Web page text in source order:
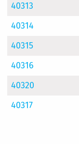
40313
40314
40315
40316
40320
40317